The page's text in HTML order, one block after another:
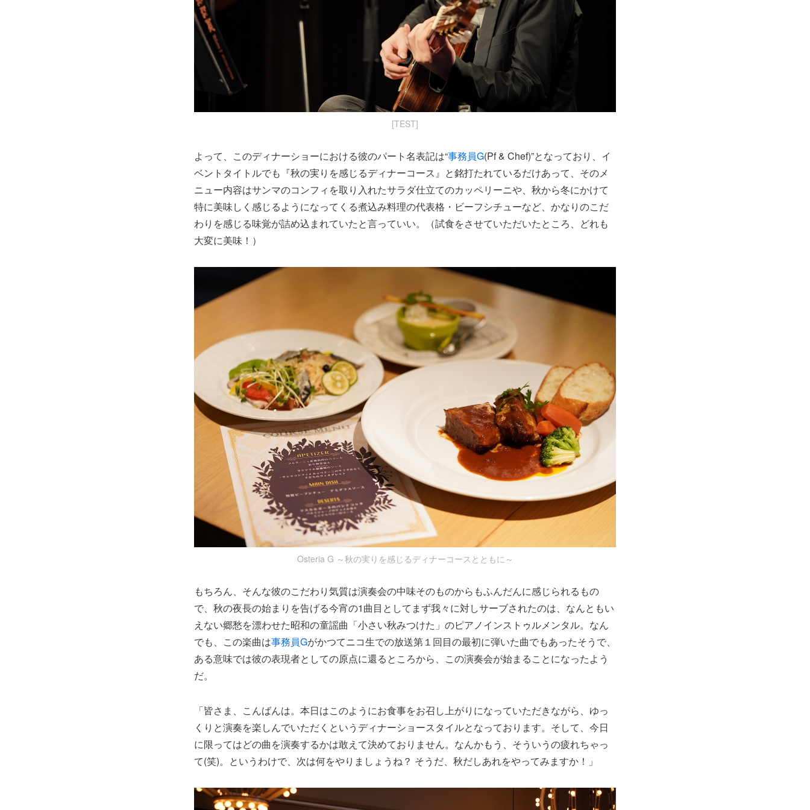
[TEST]
よって、このディナーショーにおける彼のパート名表記は“事務員G(Pf & Chef)”となっており、イ
ベントタイトルでも『秋の実りを感じるディナーコース』と銘打たれているだけあって、そのメ
ニュー内容はサンマのコンフィを取り入れたサラダ仕立てのカッペリーニや、秋から冬にかけて
特に美味しく感じるようになってくる煮込み料理の代表格・ビーフシチューなど、かなりのこだ
わりを感じる味覚が詰め込まれていたと言っていい。（試食をさせていただいたところ、どれも
大変に美味！）
Osteria G ～秋の実りを感じるディナーコースとともに～
もちろん、そんな彼のこだわり気質は演奏会の中味そのものからもふんだんに感じられるもの
で、秋の夜長の始まりを告げる今宵の1曲目としてまず我々に対しサーブされたのは、なんともい
えない郷愁を漂わせた昭和の童謡曲「小さい秋みつけた」のピアノインストゥルメンタル。なん
でも、この楽曲は事務員Gがかつてニコ生での放送第１回目の最初に弾いた曲でもあったそうで、
ある意味では彼の表現者としての原点に還るところから、この演奏会が始まることになったよう
だ。
「皆さま、こんばんは。本日はこのようにお食事をお召し上がりになっていただきながら、ゆっ
くりと演奏を楽しんでいただくというディナーショースタイルとなっております。そして、今日
に限ってはどの曲を演奏するかは敢えて決めておりません。なんかもう、そういうの疲れちゃっ
て(笑)。というわけで、次は何をやりましょうね？ そうだ、秋だしあれをやってみますか！」